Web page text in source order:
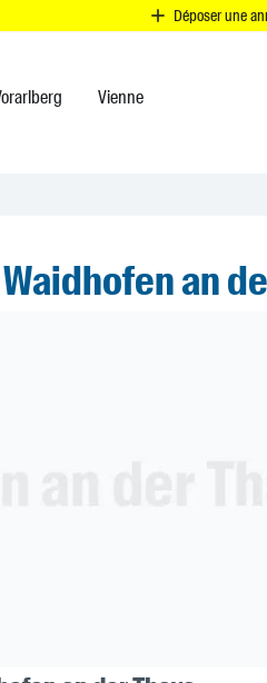
Déposer une
Vienne
Waidhofen an